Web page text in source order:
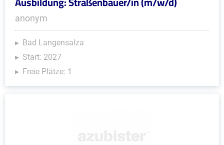
anonym
Bad Langensalza
Start: 2027
Freie Plätze: 1